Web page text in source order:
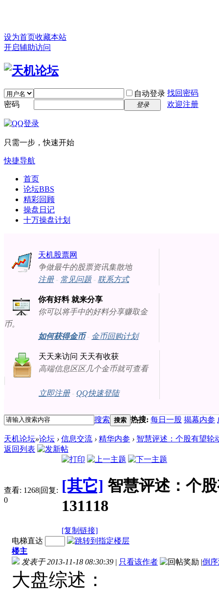
设为首页收藏本站
开启辅助访问
自动登录 找回密码
密码
登录 欢迎注册
只需一步，快速开始
快捷导航
首页
论坛BBS
精彩回顾
操盘日记
十万操盘计划
天机股票网
争做最牛的股票资讯集散地
注册- 常见问题- 联系方式
你有好料 就来分享
你可以将手中的好料分享赚取金
币。
如何获得金币- 金币回购计划
天天来访问 天天有收获
高端信息区区几个金币就可查看
立即注册- QQ快速登陆
搜索 搜索 热搜: 每日一股 揭幕内参
天机论坛»论坛 › 信息交流 › 精华内参 › 智慧评述：个股有望轮
返回列表
查看: 1268|回复:
0
[其它] 智慧评述：个
131118
[复制链接]
电梯直达
楼主
发表于 2013-11-18 08:30:39 | 只看该作者 |倒
大盘综述：